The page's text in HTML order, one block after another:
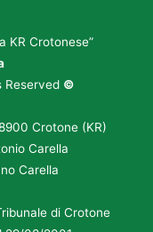
KR Crotonese”
Reserved ©
Crotone (KR)
Carella
Carella
di Crotone